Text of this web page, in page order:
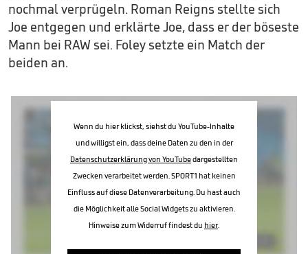
nochmal verprügeln. Roman Reigns stellte sich
Joe entgegen und erklärte Joe, dass er der böseste
Mann bei RAW sei. Foley setzte ein Match der
beiden an.
Wenn du hier klickst, siehst du YouTube-Inhalte
und willigst ein, dass deine Daten zu den in der
Datenschutzerklärung von YouTubedargestellten
Zwecken verarbeitet werden. SPORT1 hat keinen
Einfluss auf diese Datenverarbeitung. Du hast auch
die Möglichkeit alle Social Widgets zu aktivieren.
Hinweise zum Widerruf findest du hier.